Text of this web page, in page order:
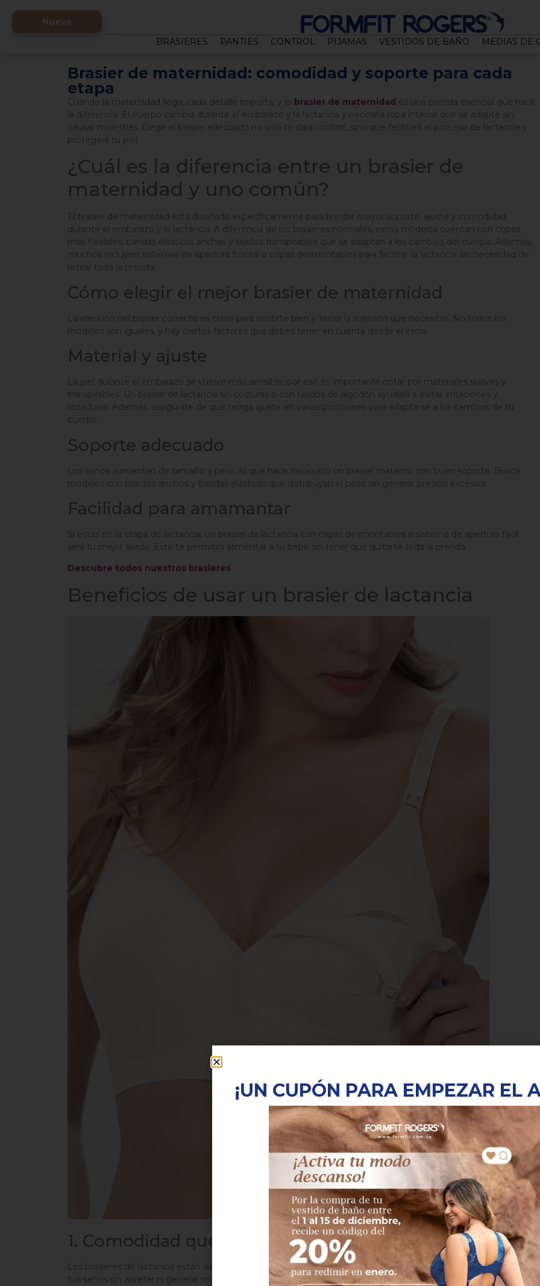
Nuevo
BRASIERES
PANTIES CONTROL PIJAMAS VESTIDOS DE BAÑO MEDIAS DE
Brasier de maternidad: comodidad y soporte para cada
etapa
Cuando la maternidad llega, cada detalle importa, y el brasier de maternidad es una prenda esencial que hace
la diferencia. El cuerpo cambia durante el embarazo y la lactancia y necesita ropa interior que se adapte sin
causar molestias. Elegir el brasier adecuado no solo te dará confort, sino que facilitará el proceso de lactancia y
protegerá tu piel.
¿Cuál es la diferencia entre un brasier de
maternidad y uno común?
El brasier de maternidad está diseñado específicamente para brindar mayor soporte, ajuste y comodidad
durante el embarazo y la lactancia. A diferencia de los brasieres normales, estos modelos cuentan con copas
más flexibles, bandas elásticas anchas y tejidos transpirables que se adaptan a los cambios del cuerpo. Además,
muchos incluyen sistemas de apertura frontal o copas desmontables para facilitar la lactancia sin necesidad de
retirar toda la prenda.
Cómo elegir el mejor brasier de maternidad
La elección del brasier correcto es clave para sentirte bien y tener la sujeción que necesitas. No todos los
modelos son iguales, y hay ciertos factores que debes tener en cuenta desde el inicio.
Material y ajuste
La piel durante el embarazo se vuelve más sensible, por eso es importante optar por materiales suaves y
transpirables. Un brasier de lactancia sin costuras o con tejidos de algodón ayudará a evitar irritaciones y
rozaduras. Además, asegúrate de que tenga ajuste en varias posiciones para adaptarse a los cambios de tu
cuerpo.
Soporte adecuado
Los senos aumentan de tamaño y peso, lo que hace necesario un brasier materno con buen soporte. Busca
modelos con tirantes anchos y bandas elásticas que distribuyan el peso sin generar presión excesiva.
Facilidad para amamantar
Si estás en la etapa de lactancia, un brasier de lactancia con copas desmontables o sistema de apertura fácil
será tu mejor aliado. Esto te permitirá alimentar a tu bebé sin tener que quitarte toda la prenda
Descubre todos nuestros brasieres
Beneficios de usar un brasier de lactancia
1. Comodidad que se adapta a tus cambios
Los brasieres de lactancia están diseñados con materiales elásticos y suaves que se ajustan al crecimiento de
tus senos sin apretar ni generar rozaduras. A diferencia de un brasier convencional, estos están pensados para
¡UN CUPÓN PARA EMPEZAR EL